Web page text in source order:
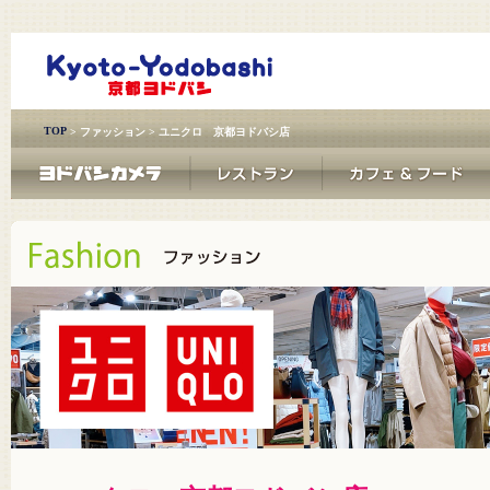
TOP > ファッション > ユニクロ 京都ヨドバシ店